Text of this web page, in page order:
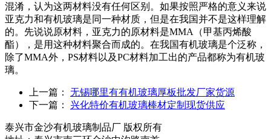
混淆，认为这两材料没有任何区别。如果按照严格的意义来说
亚克力和有机玻璃是同一种材质，但是在我国并不是这样理解
的。先说说原材料，亚克力的原材料是MMA（甲基丙烯酸
酯），是用这种材料聚合而成的。在我国有机玻璃是个泛称，
除了MMA外，PS材料以及PC材料加工出的产品都称为有机玻
璃。
上一篇：
无锡哪里有有机玻璃厚板批发厂家货源
下一篇：
兴化特价有机玻璃棒材定制现货供应
泰兴市金沙有机玻璃制品厂 版权所有